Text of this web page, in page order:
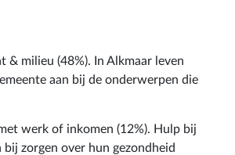
& milieu (48%). In Alkmaar leven
aan bij de onderwerpen die
werk of inkomen (12%). Hulp bij
zorgen over hun gezondheid